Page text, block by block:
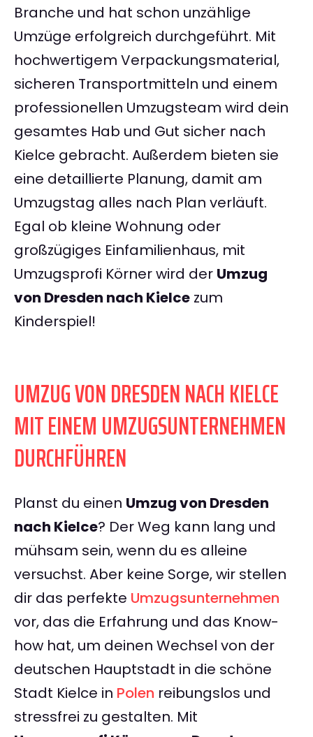
Branche und hat schon unzählige
Umzüge erfolgreich durchgeführt. Mit
hochwertigem Verpackungsmaterial,
sicheren Transportmitteln und einem
professionellen Umzugsteam wird dein
gesamtes Hab und Gut sicher nach
Kielce gebracht. Außerdem bieten sie
eine detaillierte Planung, damit am
Umzugstag alles nach Plan verläuft.
Egal ob kleine Wohnung oder
großzügiges Einfamilienhaus, mit
Umzugsprofi Körner wird der Umzug
von Dresden nach Kielce zum
Kinderspiel!
UMZUG VON DRESDEN NACH KIELCE
MIT EINEM UMZUGSUNTERNEHMEN
DURCHFÜHREN
Planst du einen Umzug von Dresden
nach Kielce? Der Weg kann lang und
mühsam sein, wenn du es alleine
versuchst. Aber keine Sorge, wir stellen
dir das perfekte Umzugsunternehmen
vor, das die Erfahrung und das Know-
how hat, um deinen Wechsel von der
deutschen Hauptstadt in die schöne
Stadt Kielce in Polen reibungslos und
stressfrei zu gestalten. Mit